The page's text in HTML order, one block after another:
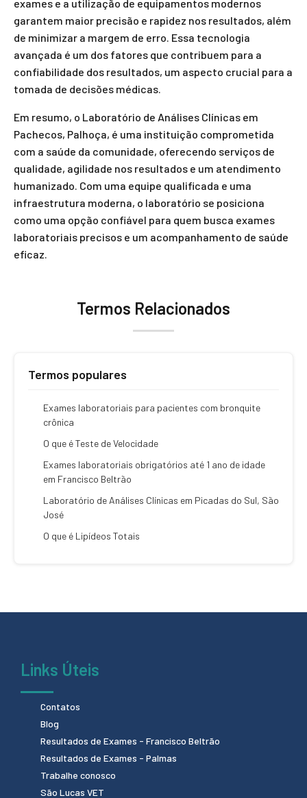
exames e a utilização de equipamentos modernos
garantem maior precisão e rapidez nos resultados, além
de minimizar a margem de erro. Essa tecnologia
avançada é um dos fatores que contribuem para a
confiabilidade dos resultados, um aspecto crucial para a
tomada de decisões médicas.
Em resumo, o Laboratório de Análises Clínicas em
Pachecos, Palhoça, é uma instituição comprometida
com a saúde da comunidade, oferecendo serviços de
qualidade, agilidade nos resultados e um atendimento
humanizado. Com uma equipe qualificada e uma
infraestrutura moderna, o laboratório se posiciona
como uma opção confiável para quem busca exames
laboratoriais precisos e um acompanhamento de saúde
eficaz.
Termos Relacionados
Termos populares
Exames laboratoriais para pacientes com bronquite
crônica
O que é Teste de Velocidade
Exames laboratoriais obrigatórios até 1 ano de idade
em Francisco Beltrão
Laboratório de Análises Clínicas em Picadas do Sul, São
José
O que é Lipídeos Totais
Links Úteis
Contatos
Blog
Resultados de Exames - Francisco Beltrão
Resultados de Exames - Palmas
Trabalhe conosco
São Lucas VET